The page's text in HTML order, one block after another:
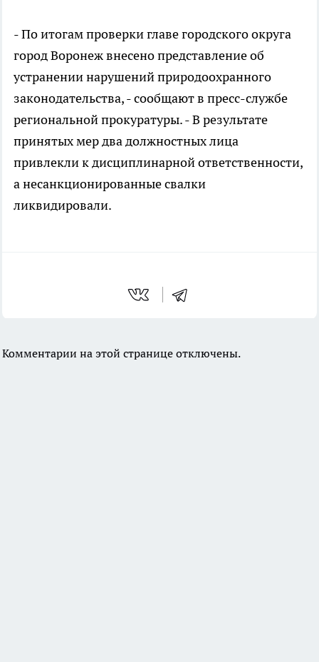
- По итогам проверки главе городского округа
город Воронеж внесено представление об
устранении нарушений природоохранного
законодательства, - сообщают в пресс-службе
региональной прокуратуры. - В результате
принятых мер два должностных лица
привлекли к дисциплинарной ответственности,
а несанкционированные свалки
ликвидировали.
Комментарии на этой странице отключены.